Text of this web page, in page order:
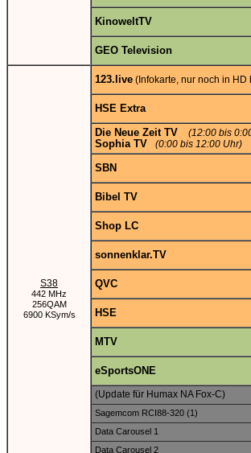
KinoweltTV
GEO Television
S38
442 MHz
256QAM
6900 KSym/s
123.live (Infokarte, nur noch in HD
HSE Extra
Die Neue Zeit TV (12:00 bis
Sophia TV (0:00 bis 12:00 Uhr)
SBN
Bibel TV
Shop LC
sonnenklar.TV
QVC
HSE
MTV
eSportsONE
(Update für Humax NA Fox-C)
Sagemcom RCI88-320 (1)
Data Carousel 1
Data Carousel 2